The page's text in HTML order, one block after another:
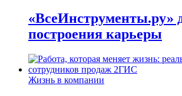
«ВсеИнструменты.ру»
построения карьеры
Жизнь в компании